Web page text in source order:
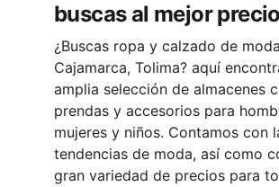
buscas al mejor precio
¿Buscas ropa y calzado de
Cajamarca, Tolima? aquí
amplia selección de almacenes
prendas y accesorios para
mujeres y niños. Contamos con
tendencias de moda, así como
gran variedad de precios para